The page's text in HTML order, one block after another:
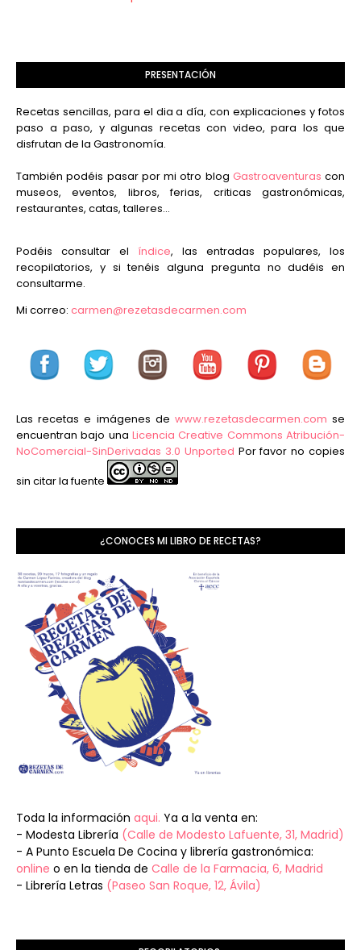
PRESENTACIÓN
Recetas sencillas, para el dia a día, con explicaciones y fotos
paso a paso, y algunas recetas con video, para los que
disfrutan de la Gastronomía.
También podéis pasar por mi otro blog Gastroaventuras con
museos, eventos, libros, ferias, criticas gastronómicas,
restaurantes, catas, talleres...
Podéis consultar el índice, las entradas populares, los
recopilatorios, y si tenéis alguna pregunta no dudéis en
consultarme.
Mi correo: carmen@rezetasdecarmen.com
Las recetas e imágenes de www.rezetasdecarmen.com se
encuentran bajo una Licencia Creative Commons Atribución-
NoComercial-SinDerivadas 3.0 Unported Por favor no copies
sin citar la fuente
¿CONOCES MI LIBRO DE RECETAS?
Toda la información aqui. Ya a la venta en:
- Modesta Librería (Calle de Modesto Lafuente, 31, Madrid)
- A Punto Escuela De Cocina y librería gastronómica:
online o en la tienda de Calle de la Farmacia, 6, Madrid
- Librería Letras (Paseo San Roque, 12, Ávila)